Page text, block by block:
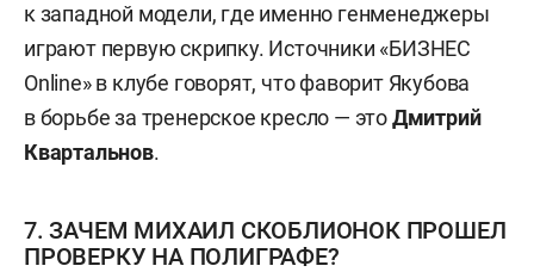
к западной модели, где именно генменеджеры
играют первую скрипку. Источники «БИЗНЕС
Online» в клубе говорят, что фаворит Якубова
в борьбе за тренерское кресло — этоДмитрий
Квартальнов.
7. ЗАЧЕМ МИХАИЛ СКОБЛИОНОК ПРОШЕЛ
ПРОВЕРКУ НА ПОЛИГРАФЕ?